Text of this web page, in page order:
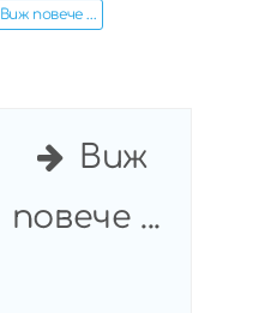
Виж повече ...
Виж
повече ...